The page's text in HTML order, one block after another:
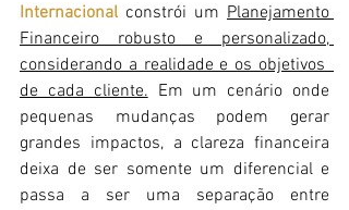
Internacional constrói um Planejamento
Financeiro robusto e personalizado,
considerando a realidade e os objetivos
de cada cliente. Em um cenário onde
pequenas mudanças podem gerar
grandes impactos, a clareza financeira
deixa de ser somente um diferencial e
passa a ser uma separação entre